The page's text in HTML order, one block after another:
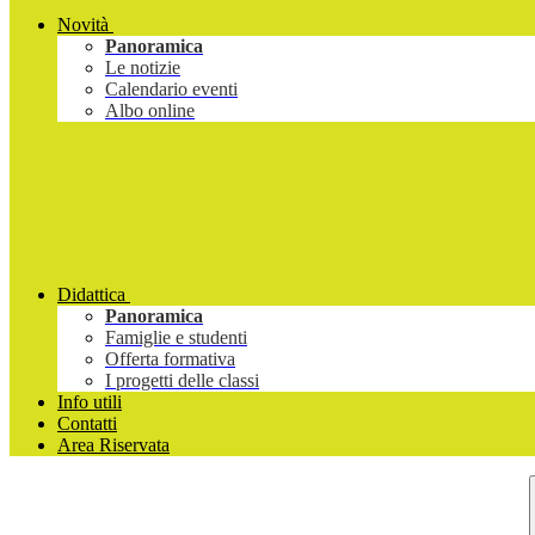
Novità
Panoramica
Le notizie
Calendario eventi
Albo online
Didattica
Panoramica
Famiglie e studenti
Offerta formativa
I progetti delle classi
Info utili
Contatti
Area Riservata